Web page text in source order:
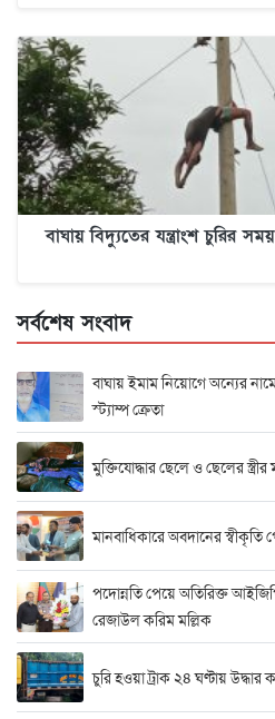
বাঘায় বিদ্যুতের যন্ত্রাংশ চুরির
সর্বশেষ সংবাদ
বাঘায় ইমাম নিয়োগে অন্যের
স্ট্যাম্প ক্রেতা
মুক্তিযোদ্ধার ছেলে ও ছেলের
মানবাধিকারে অবদানের
পদোন্নতি পেয়ে অতিরিক্ত
রেজাউল করিম মল্লিক
চুরি হওয়া ট্রাক ২৪ ঘণ্টায়